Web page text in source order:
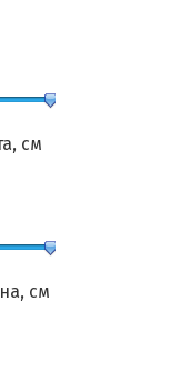
см
см